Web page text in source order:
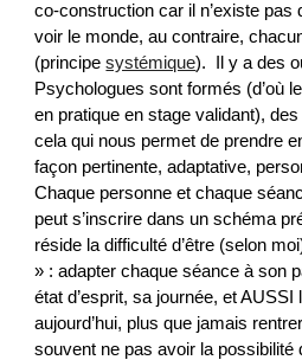
co-construction car il n’existe pas
voir le monde, au contraire,
(principe systémique).  Il y a des
Psychologues sont formés (d’où
en pratique en stage validant),
cela qui nous permet de prendre
façon pertinente, adaptative,
Chaque personne et chaque
peut s’inscrire dans un schéma
réside la difficulté d’être (selon
» : adapter chaque séance à son
état d’esprit, sa journée, et
aujourd’hui, plus que jamais
souvent ne pas avoir la possibilité